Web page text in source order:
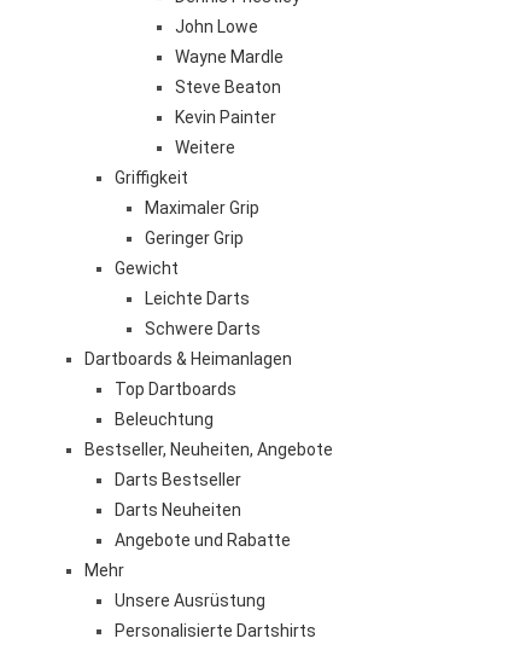
John Lowe
Wayne Mardle
Steve Beaton
Kevin Painter
Weitere
Griffigkeit
Maximaler Grip
Geringer Grip
Gewicht
Leichte Darts
Schwere Darts
Dartboards & Heimanlagen
Top Dartboards
Beleuchtung
Bestseller, Neuheiten, Angebote
Darts Bestseller
Darts Neuheiten
Angebote und Rabatte
Mehr
Unsere Ausrüstung
Personalisierte Dartshirts